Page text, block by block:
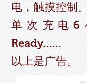
电，触摸控制。
单次充电6
Ready......
以上是广告。